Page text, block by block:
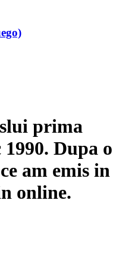
prima
1990. Dupa o
am emis in
online.